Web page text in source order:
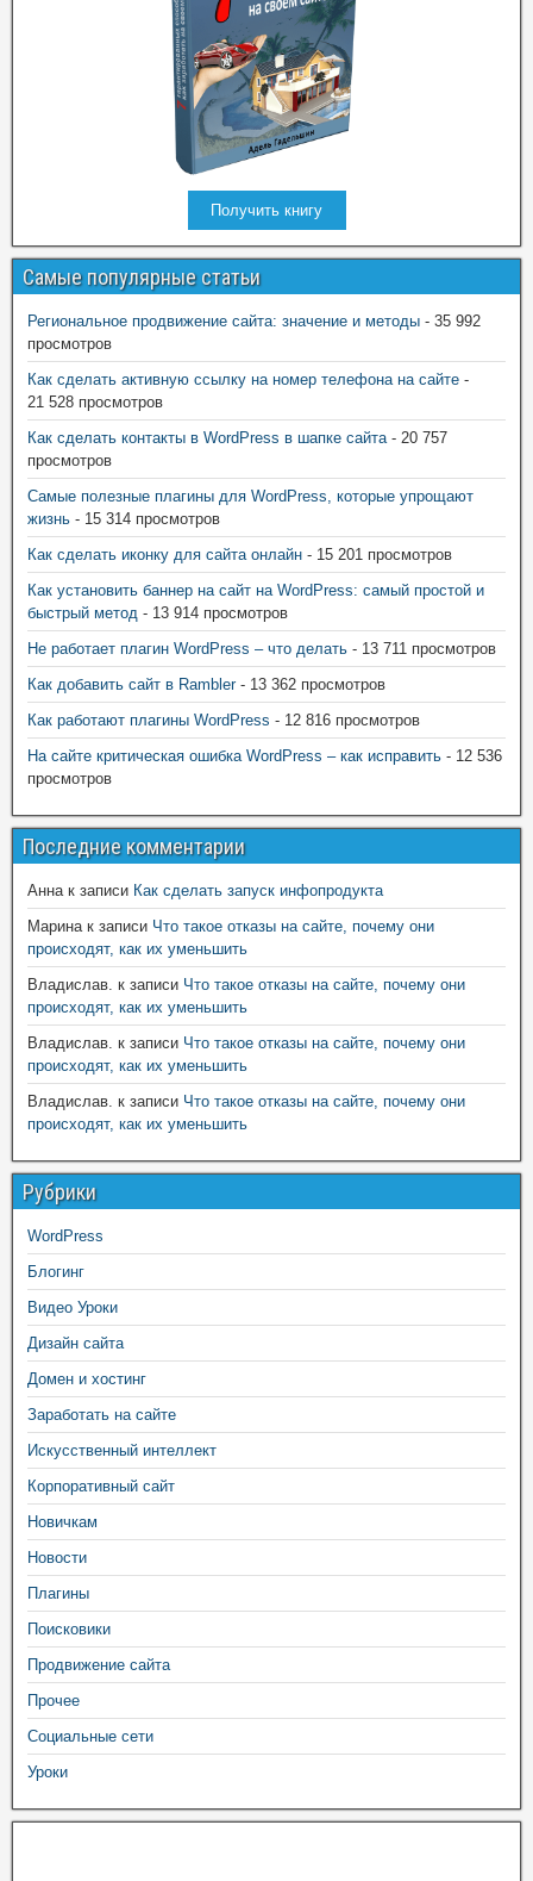
Получить книгу
Самые популярные статьи
Региональное продвижение сайта: значение и методы - 35 992
просмотров
Как сделать активную ссылку на номер телефона на сайте -
21 528 просмотров
Как сделать контакты в WordPress в шапке сайта- 20 757
просмотров
Самые полезные плагины для WordPress, которые упрощают
жизнь - 15 314 просмотров
Как сделать иконку для сайта онлайн - 15 201 просмотров
Как установить баннер на сайт на WordPress: самый простой и
быстрый метод - 13 914 просмотров
Не работает плагин WordPress – что делать - 13 711 просмотров
Как добавить сайт в Rambler- 13 362 просмотров
Как работают плагины WordPress - 12 816 просмотров
На сайте критическая ошибка WordPress – как исправить - 12 536
просмотров
Последние комментарии
Аннак записи Как сделать запуск инфопродукта
Маринак записи Что такое отказы на сайте, почему они
происходят, как их уменьшить
Владислав. к записи Что такое отказы на сайте, почему они
происходят, как их уменьшить
Владислав. к записи Что такое отказы на сайте, почему они
происходят, как их уменьшить
Владислав. к записи Что такое отказы на сайте, почему они
происходят, как их уменьшить
Рубрики
WordPress
Блогинг
Видео Уроки
Дизайн сайта
Домен и хостинг
Заработать на сайте
Искусственный интеллект
Корпоративный сайт
Новичкам
Новости
Плагины
Поисковики
Продвижение сайта
Прочее
Социальные сети
Уроки